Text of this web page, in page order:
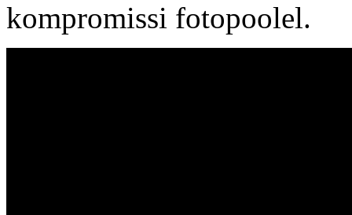
kompromissi fotopoolel.